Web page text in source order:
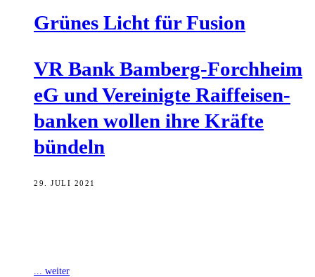
Grü­nes Licht für Fusion
VR Bank Bam­berg-Forch­heim
eG und Ver­ei­nig­te Raiff­ei­sen­
ban­ken wol­len ihre Kräf­te
bündeln
29. JULI 2021
... weiter